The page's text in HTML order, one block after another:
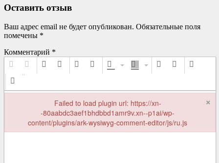
Оставить отзыв
Ваш адрес email не будет опубликован. Обязательные поля
помечены *
Комментарий *
Failed to load plugin url: https://xn-
-80aabdc3aef1bhdbbd1amr9v.xn--p1ai/wp-
content/plugins/ark-wysiwyg-comment-editor/js/ru.js
×
Failed to load plugin url: https://xn--